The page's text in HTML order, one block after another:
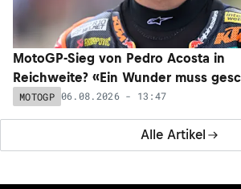
Alle Artikel
MotoGP-Sieg von Pedro Acosta in
Reichweite? «Ein Wunder muss
MOTOGP 06.08.2026 - 13:47